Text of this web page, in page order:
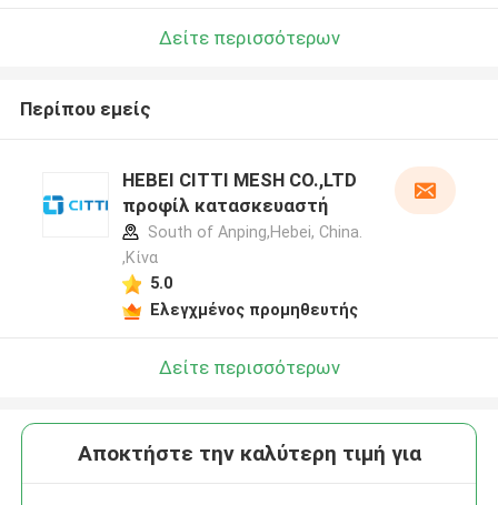
Δείτε περισσότερων
Περίπου εμείς
HEBEI CITTI MESH CO.,LTD
προφίλ κατασκευαστή
South of Anping,Hebei, China.
,Κίνα
5.0
Ελεγχμένος προμηθευτής
Δείτε περισσότερων
Αποκτήστε την καλύτερη τιμή για